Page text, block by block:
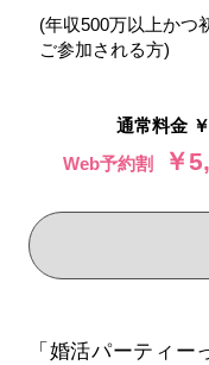
(年収500万以上かつ
ご参加される方)
通常料金
Web予約割
￥
「婚活パーティ